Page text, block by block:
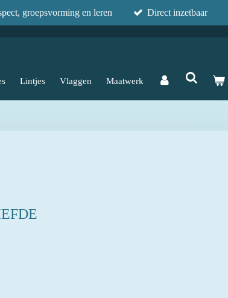
groepsvorming en leren Direct inzetbaar
Lintjes Vlaggen Maatwerk